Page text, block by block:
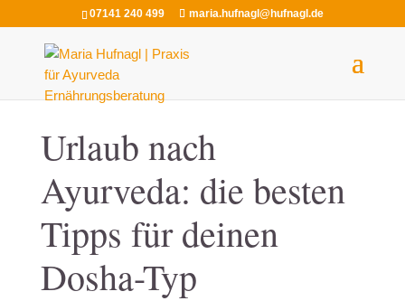
07141 240 499 maria.hufnagl@hufnagl.de
Urlaub nach
Ayurveda: die besten
Tipps für deinen
Dosha-Typ